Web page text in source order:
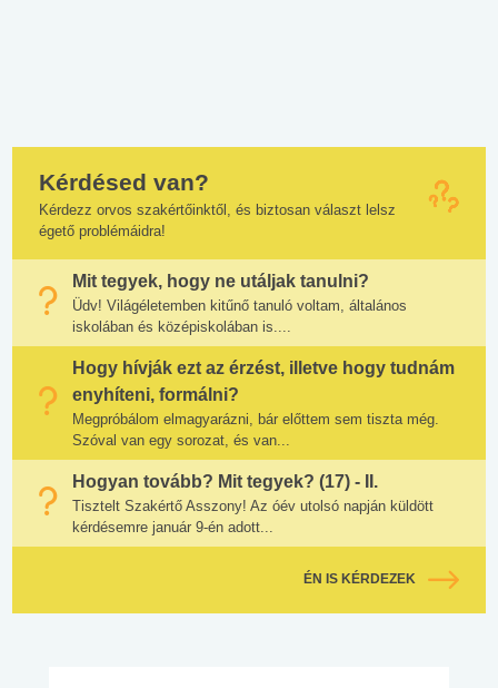
Kérdésed van?
Kérdezz orvos szakértőinktől, és biztosan választ lelsz
égető problémáidra!
Mit tegyek, hogy ne utáljak tanulni?
Üdv! Világéletemben kitűnő tanuló voltam, általános
iskolában és középiskolában is....
Hogy hívják ezt az érzést, illetve hogy tudnám
enyhíteni, formálni?
Megpróbálom elmagyarázni, bár előttem sem tiszta még.
Szóval van egy sorozat, és van...
Hogyan tovább? Mit tegyek? (17) - II.
Tisztelt Szakértő Asszony! Az óév utolsó napján küldött
kérdésemre január 9-én adott...
ÉN IS KÉRDEZEK